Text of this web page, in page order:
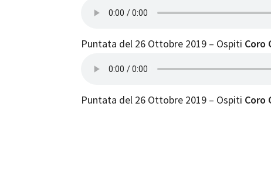
Puntata del 26 Ottobre 2019 – Ospiti Coro
Puntata del 26 Ottobre 2019 – Ospiti Coro